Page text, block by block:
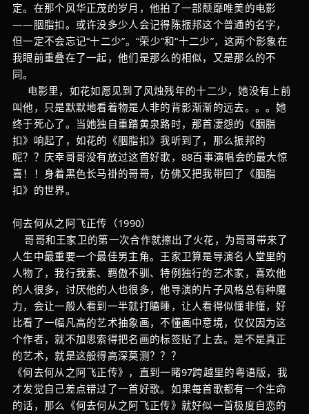
定。在那个风华正茂的岁月，他拍了一部颓靡唯美的电影
——胭脂扣。或许没多少人会记得陈振邦这个普通的名字，
但一定不会忘记“十二少”。“荣少”和“十二少”，这两个影象在
我眼前重叠在了一起，他们是那么的相似，又是那么的不
同。
电影里，如花如愿见到了风烛残年的十二少，她没有上前
叫他，只是默默地看着物是人非的背影渐渐的远去。。。她
终于死心了。当她独自重踏黄泉路时，那首凄怨的《胭脂
扣》响起了，如花的《胭脂扣》我听到了，那么振邦的
呢？？庆幸哥哥没有放过这首好歌，88百事演唱会的最大惊
喜！！身着黑色长马褂的哥哥，仿佛又把我带回了《胭脂
扣》的世界。
何去何从之阿飞正传（1990）
哥哥和王家卫的第一次合作就擦出了火花，为哥哥带来了
人生中最重要一个最佳男主角。王家卫算是导演名人堂里的
人物了，我行我素、羁傲不驯、特例独行的艺术家，喜欢他
的人很多，讨厌他的人也很多，他导演的片子风格总有种魔
力，会让一般人看到一半就打瞌睡，让人看得似懂非懂，好
比看了一幅凡高的艺术抽象画，不懂画中意境，仅仅因为这
个作者，就不加思索得把名画的标签贴了上去。是不是真正
的艺术，就是这般得高深莫测？？？
《何去何从之阿飞正传》，直到一睹97跨越里的粤语版，我
才发觉自己差点错过了一首好歌。如果每首歌都有一个生命
的话，那么《何去何从之阿飞正传》就好似一首极度自恋的